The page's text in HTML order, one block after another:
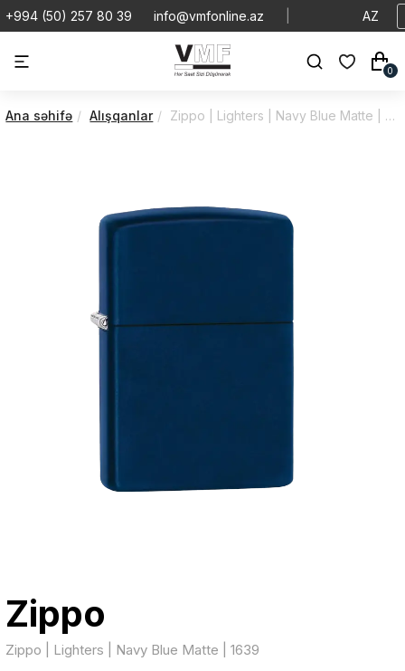
+994 (50) 257 80 39 info@vmfonline.az AZ
0
Ana səhifə Alışqanlar Zippo | Lighters | Navy Blue Matte | 1639
Zippo
Zippo | Lighters | Navy Blue Matte | 1639